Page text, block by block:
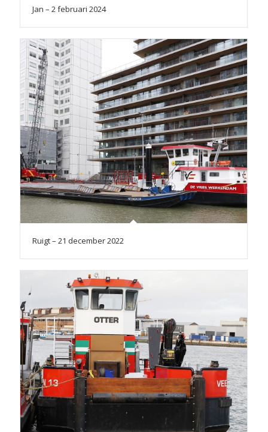
Jan – 2 februari 2024
Ruigt – 21 december 2022